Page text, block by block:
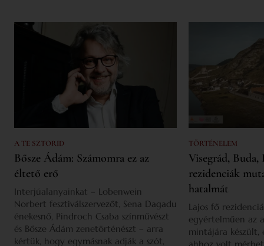
A TE SZTORID
Bősze Ádám: Számomra ez az
éltető erő
Interjúalanyainkat – Lobenwein
Norbert fesztiválszervezőt, Sena Dagadu
énekesnő, Pindroch Csaba színművészt
és Bősze Ádám zenetörténészt – arra
kértük, hogy egymásnak adják a szót,
TÖRTÉNELEM
Visegrád,
rezidenciák
hatalmát
Lajos fő
egyértelműen az
mintájára készült,
ahhoz volt